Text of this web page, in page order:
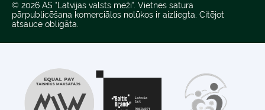
© 2026 AS "Latvijas valsts meži". Vietnes satura
pārpublicēšana komerciālos nolūkos ir aizliegta. Citējot
atsauce obligāta.